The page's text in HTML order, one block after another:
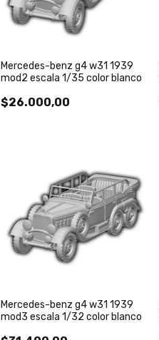
Mercedes-benz g4 w31 1939
mod2 escala 1/35 color blanco
$26.000,00
Mercedes-benz g4 w31 1939
mod3 escala 1/32 color blanco